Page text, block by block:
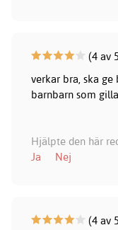
(4 av
verkar bra, ska
barnbarn som
Hjälpte den här
Ja
Nej
(4 av